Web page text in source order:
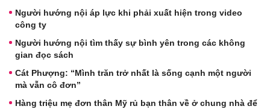
Người hướng nội áp lực khi phải xuất hiện trong video
công ty
Người hướng nội tìm thấy sự bình yên trong các không
gian đọc sách
Cát Phượng: “Mình trăn trở nhất là sống cạnh một người
mà vẫn cô đơn”
Hàng triệu mẹ đơn thân Mỹ rủ bạn thân về ở chung nhà để